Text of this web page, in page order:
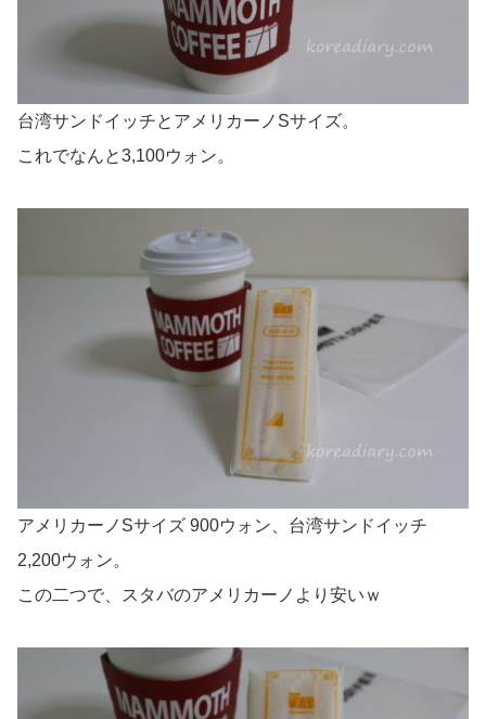
台湾サンドイッチとアメリカーノSサイズ。
これでなんと3,100ウォン。
アメリカーノSサイズ 900ウォン、台湾サンドイッチ
2,200ウォン。
この二つで、スタバのアメリカーノより安いｗ